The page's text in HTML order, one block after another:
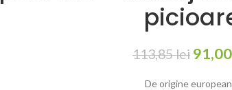
113,85lei 91,00
De origine